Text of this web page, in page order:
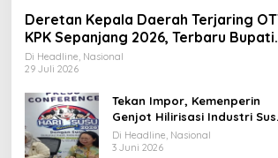
Deretan Kepala Daerah Terjaring
KPK Sepanjang 2026, Terbaru Bupati
Pemalang Anom Widiyantoro
Di Headline, Nasional
29 Juli 2026
Tekan Impor, Kemenperin
Genjot Hilirisasi Industri
Lewat Momen Hari Susu
Nusantara 2026
Di Headline, Nasional
3 Juni 2026